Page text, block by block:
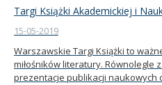
Targi Książki Akademickiej i
15-05-2019
Warszawskie Targi Książki to
miłośników literatury. Równolegle
prezentacje publikacji naukowych